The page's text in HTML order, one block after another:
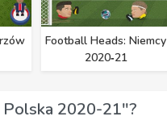
Football Heads: Niemcy
2020‑21
2020-21"?